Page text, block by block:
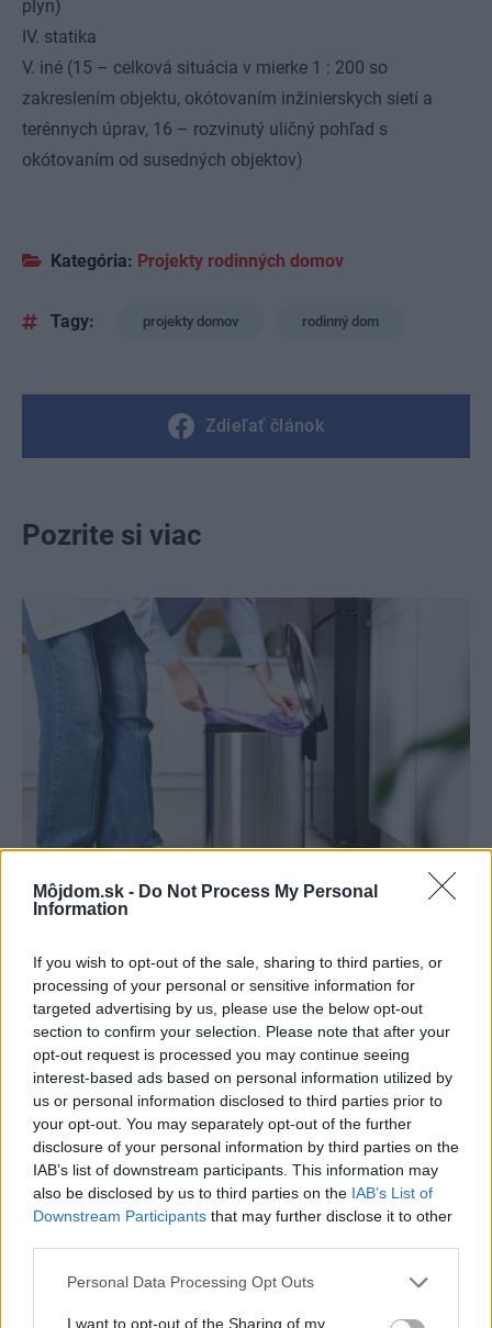
Môjdom.sk - Do Not Process My Personal
Information
If you wish to opt-out of the sale, sharing to third parties, or
processing of your personal or sensitive information for
targeted advertising by us, please use the below opt-out
section to confirm your selection. Please note that after your
opt-out request is processed you may continue seeing
interest-based ads based on personal information utilized by
us or personal information disclosed to third parties prior to
your opt-out. You may separately opt-out of the further
disclosure of your personal information by third parties on the
IAB’s list of downstream participants. This information may
also be disclosed by us to third parties on the IAB’s List of
Downstream Participants that may further disclose it to other
Please note that this website/app uses one or more Google
not limited to your visit or usage behaviour. You may click to
Personal Data Processing Opt Outs
I want to opt-out of the Sharing of my
plyn)
IV. statika
V. iné (15 – celková situácia v mierke 1 : 200 so
zakreslením objektu, okótovaním inžinierskych sietí a
terénnych úprav, 16 – rozvinutý uličný pohľad s
okótovaním od susedných objektov)
Kategória: Projekty rodinných domov
Tagy: projekty domov rodinný dom
Zdieľať článok
Pozrite si viac
Šíri sa z odpadkového koša silný zápach?
Tieto kroky vám pomôžu zbaviť sa ho